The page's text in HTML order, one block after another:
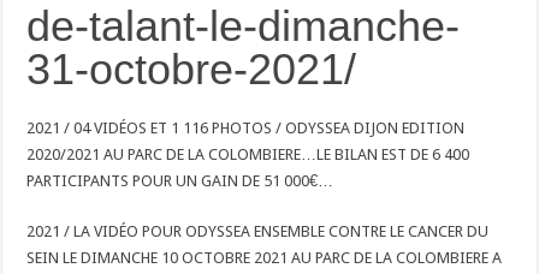
de-talant-le-dimanche-
31-octobre-2021/
2021 / 04 VIDÉOS ET 1 116 PHOTOS / ODYSSEA DIJON EDITION
2020/2021 AU PARC DE LA COLOMBIERE…LE BILAN EST DE 6 400
PARTICIPANTS POUR UN GAIN DE 51 000€…
2021 / LA VIDÉO POUR ODYSSEA ENSEMBLE CONTRE LE CANCER DU
SEIN LE DIMANCHE 10 OCTOBRE 2021 AU PARC DE LA COLOMBIERE A